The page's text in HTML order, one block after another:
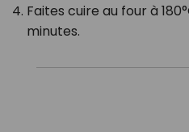
Faites cuire au four à
minutes.